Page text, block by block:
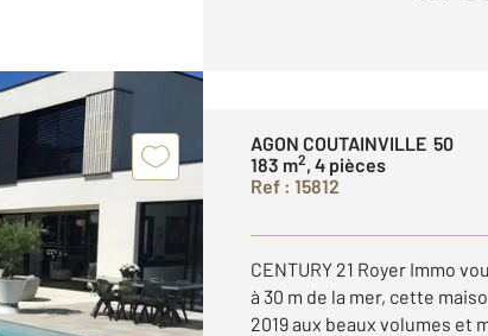
AGON COUTAINVILLE 50
183 m2, 4 pièces
Ref : 15812
CENTURY 21 Royer Immo
à 30 m de la mer, cette
2019 aux beaux volumes et